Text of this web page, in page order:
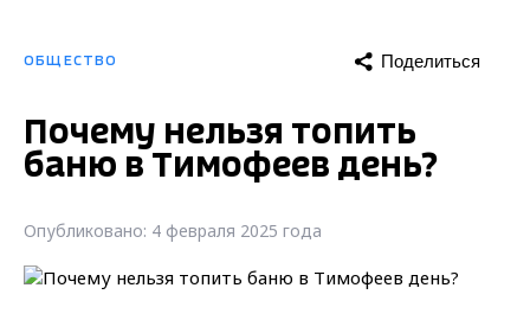
ОБЩЕСТВО Поделиться
Почему нельзя топить
баню в Тимофеев день?
Опубликовано: 4 февраля 2025 года